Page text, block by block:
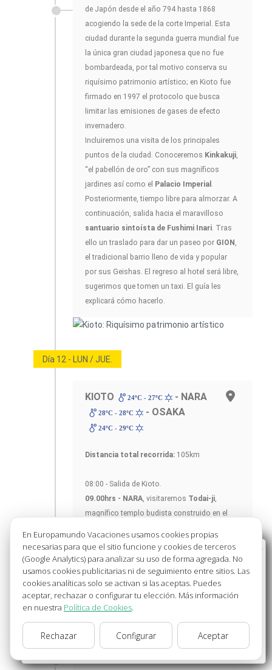
de Japón desde el año 794 hasta 1868
acogiendo la sede de la corte Imperial. Esta
ciudad durante la segunda guerra mundial fue
la única gran ciudad japonesa que no fue
bombardeada, por tal motivo conserva su
riquísimo patrimonio artístico; en Kioto fue
firmado en 1997 el protocolo que busca
limitar las emisiones de gases de efecto
invernadero.
Incluiremos una visita de los principales
puntos de la ciudad. Conoceremos Kinkakuji,
“el pabellón de oro” con sus magníficos
jardines así como el Palacio Imperial .
Posteriormente, tiempo libre para almorzar. A
continuación, salida hacia el maravilloso
santuario sintoísta de Fushimi Inari. Tras
ello un traslado para dar un paseo por GION ,
el tradicional barrio lleno de vida y popular
por sus Geishas. El regreso al hotel será libre,
sugerimos que tomen un taxi. El guía les
explicará cómo hacerlo.
Día 12 - LUN / JUE.
KIOTO 24ºC - 27ºC - NARA
28ºC - 28ºC - OSAKA
24ºC - 29ºC
Distancia total recorrida: 105km
08:00 - Salida de Kioto.
09.00hrs - NARA, visitaremos Todai-ji,
magnífico templo budista construido en el
siendo delicioso fotografiar, acariciar y
alimentar a los venados que pasean por su
parque.
10.30hrs- Salida desde Nara.
este complejo que cuenta con seminario,
monasterio y templos, su pagoda principal es
Bienvenido a Europamundo Vacaciones, está usted
en el sitio internacional de:
Wellcome to Europamundo Vacations, your in the
international site of:
España
cambiar/change
En Europamundo Vacaciones usamos cookies propias
necesarias para que el sitio funcione y cookies de terceros
(Google Analytics) para analizar su uso de forma agregada. No
usamos cookies publicitarias ni de seguimiento entre sitios. Las
cookies analíticas solo se activan si las aceptas. Puedes
aceptar, rechazar o configurar tu elección. Más información
en nuestra Política de Cookies.
Rechazar Configurar Aceptar